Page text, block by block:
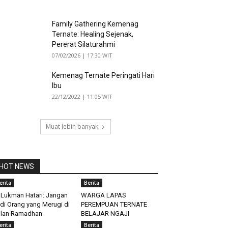
Family Gathering Kemenag
Ternate: Healing Sejenak,
Pererat Silaturahmi
07/02/2026 | 17:30 WIT
Kemenag Ternate Peringati Hari
Ibu
22/12/2022 | 11:05 WIT
Muat lebih banyak
HOT NEWS
Hatari: Jangan
Orang yang Merugi di
Ramadhan
Berita
WARGA LAPAS
PEREMPUAN TERNATE
BELAJAR NGAJI
Berita